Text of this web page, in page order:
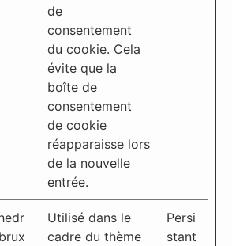
de
consentement
du cookie. Cela
évite que la
boîte de
consentement
de cookie
réapparaisse lors
de la nouvelle
entrée.
Utilisé dans le
cadre du thème
Persi
stant